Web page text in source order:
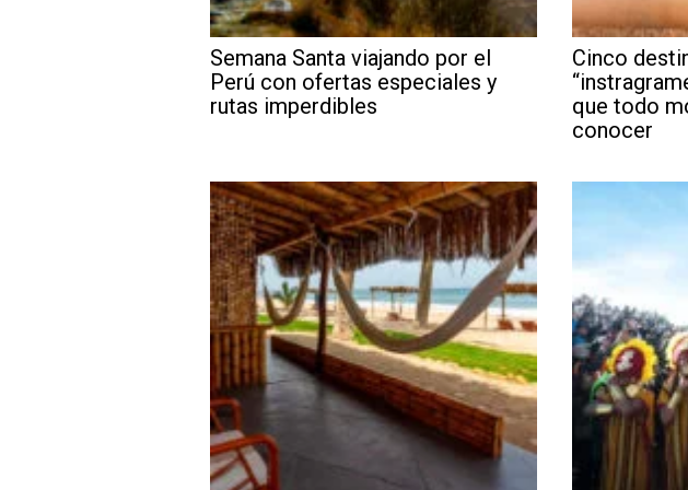
Semana Santa viajando por el
Perú con ofertas especiales y
rutas imperdibles
Cinco
que todo
conocer